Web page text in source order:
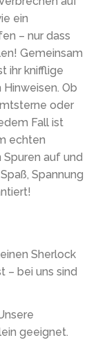
ein
– nur dass
Gemeinsam
ihr knifflige
Ob
oder
Fall ist
echten
Spuren auf und
Spannung
Sherlock
– bei uns sind
geeignet.